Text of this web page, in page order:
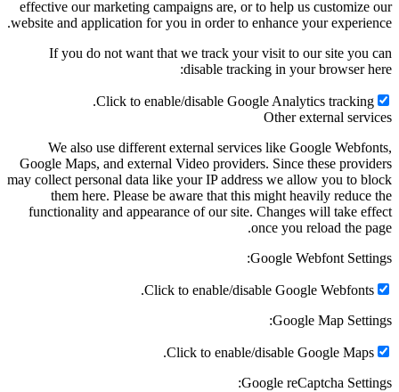
effective our marketing campaigns are, or to help us
website and application for you in order to enhance your
If you do not want that we track your visit to our site you
disable tracking in your browser
Click to enable/disable Google Analytics
Other external
We also use different external services like Google
Google Maps, and external Video providers. Since these
may collect personal data like your IP address we allow you to
them here. Please be aware that this might heavily
functionality and appearance of our site. Changes will take
once you reload the
Google Webfont
Click to enable/disable Google
Google Map
Click to enable/disable Google
Google reCaptcha